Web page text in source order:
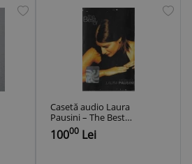
Casetă audio Laura
Pausini ‎– The Best
Of Laura Pausini - E
Ritorno Da Te,
10000 Lei